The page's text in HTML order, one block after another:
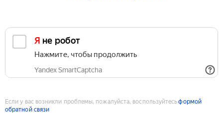
Я не робот
Нажмите, чтобы продолжить
Yandex SmartCaptcha
Если у вас возникли проблемы, пожалуйста, воспользуйтесьформой
обратной связи